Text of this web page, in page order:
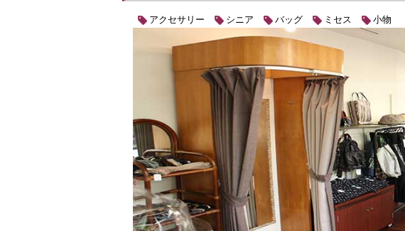
アクセサリー シニア バッグ ミセス 小物